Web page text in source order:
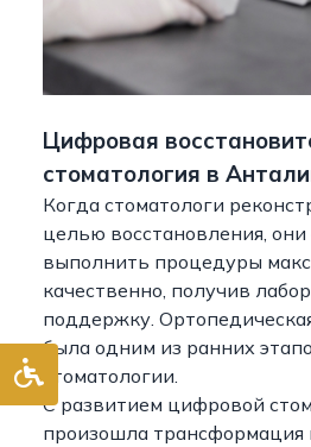
Цифровая
стоматология в
Когда стоматологи
целью восстановления, они
выполнить процедуры
качественно, получив
поддержку.
была одним из ранних
стоматологии.
С развитием цифровой
произошла